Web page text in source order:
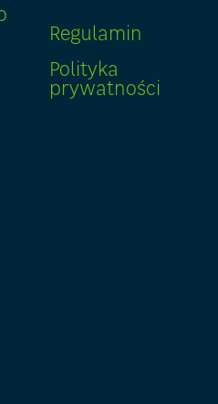
Regulamin
Polityka
prywatności